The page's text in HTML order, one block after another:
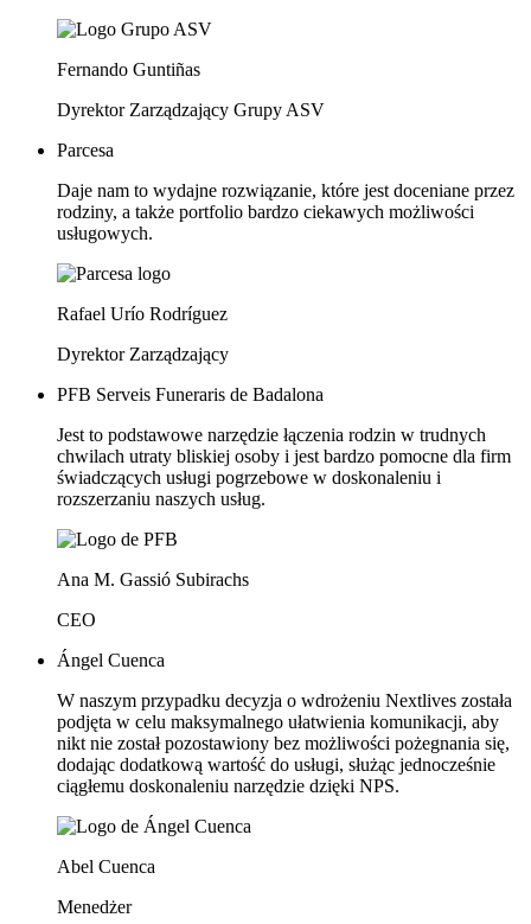
Fernando Guntiñas
Dyrektor Zarządzający Grupy ASV
Parcesa
Daje nam to wydajne rozwiązanie, które jest doceniane przez
rodziny, a także portfolio bardzo ciekawych możliwości
usługowych.
Rafael Urío Rodríguez
Dyrektor Zarządzający
PFB Serveis Funeraris de Badalona
Jest to podstawowe narzędzie łączenia rodzin w trudnych
chwilach utraty bliskiej osoby i jest bardzo pomocne dla firm
świadczących usługi pogrzebowe w doskonaleniu i
rozszerzaniu naszych usług.
Ana M. Gassió Subirachs
CEO
Ángel Cuenca
W naszym przypadku decyzja o wdrożeniu Nextlives została
podjęta w celu maksymalnego ułatwienia komunikacji, aby
nikt nie został pozostawiony bez możliwości pożegnania się,
dodając dodatkową wartość do usługi, służąc jednocześnie
ciągłemu doskonaleniu narzędzie dzięki NPS.
Abel Cuenca
Menedżer